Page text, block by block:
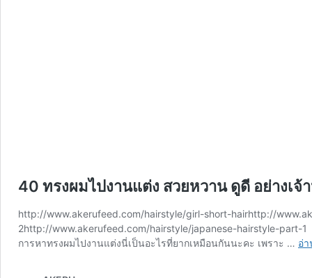
40 ทรงผมไปงานแต่ง สวยหวาน ดูดี อย่างเจ้
http://www.akerufeed.com/hairstyle/girl-short-hairhttp://
2http://www.akerufeed.com/hairstyle/japanese-hairstyle-part-1
การหาทรงผมไปงานแต่งนี่เป็นอะไรที่ยากเหมือนกันนะคะ เพราะ … อ่า